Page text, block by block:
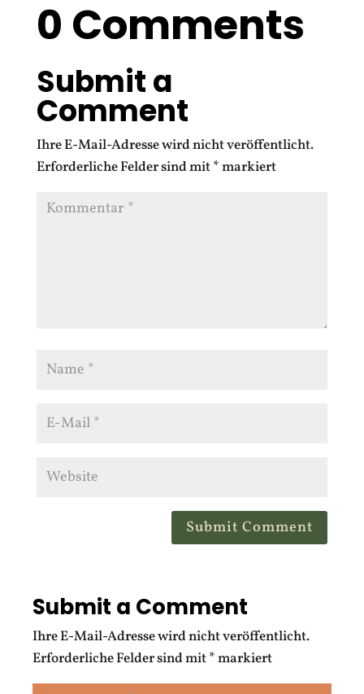
0 Comments
Submit a
Comment
Ihre E-Mail-Adresse wird nicht veröffentlicht.
Erforderliche Felder sind mit*markiert
Submit Comment
Submit a Comment
Ihre E-Mail-Adresse wird nicht veröffentlicht.
Erforderliche Felder sind mit*markiert